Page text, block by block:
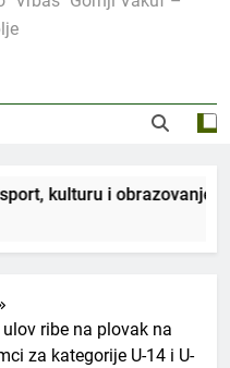
i obrazovanje,
ribe na plovak na
za kategorije U-14 i U-